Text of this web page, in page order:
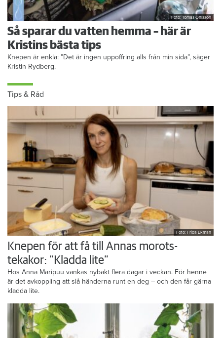
Foto: Tomas Ohlsson
Så sparar du vatten hemma – här är
Kristins bästa tips
Knepen är enkla: ”Det är ingen uppoffring alls från min sida”, säger
Kristin Rydberg.
Tips & Råd
Foto: Frida Ekman
Knepen för att få till Annas morots-
tekakor: ”Kladda lite”
Hos Anna Maripuu vankas nybakt flera dagar i veckan. För henne
är det avkoppling att slå händerna runt en deg – och den får gärna
kladda lite.